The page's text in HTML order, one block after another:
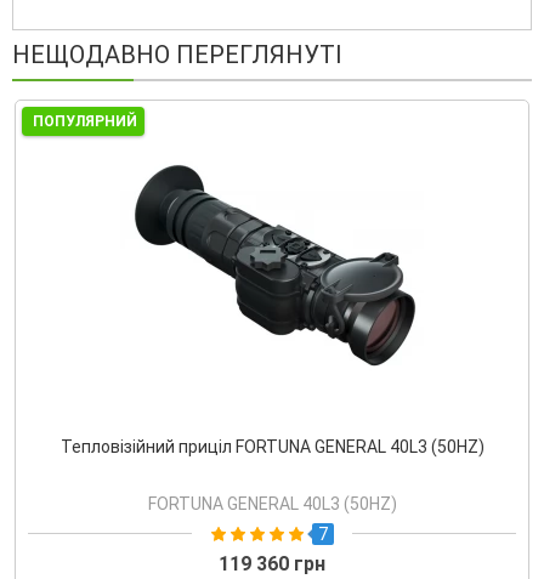
НЕЩОДАВНО ПЕРЕГЛЯНУТІ
ПОПУЛЯРНИЙ
Тепловізійний приціл FORTUNA GENERAL 40L3 (50HZ)
FORTUNA GENERAL 40L3 (50HZ)
7
119 360 грн